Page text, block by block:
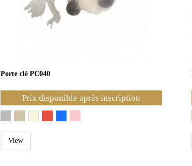
Porte clé PC040
Prix disponible après inscription
View